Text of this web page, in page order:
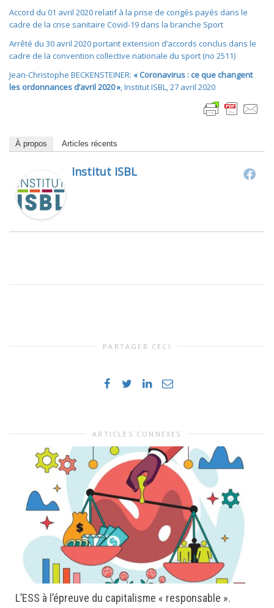
Accord du 01 avril 2020 relatif à la prise de congés payés dans le
cadre de la crise sanitaire Covid-19 dans la branche Sport
Arrêté du 30 avril 2020 portant extension d’accords conclus dans le
cadre de la convention collective nationale du sport (no 2511)
Jean-Christophe BECKENSTEINER: « Coronavirus : ce que changent
les ordonnances d’avril 2020 », Institut ISBL, 27 avril 2020
À propos Articles récents
Institut ISBL
PARTAGER CECI
ARTICLES CONNEXES
L’ESS à l’épreuve du capitalisme « responsable ».